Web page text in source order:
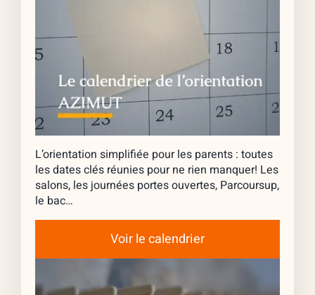
L’orientation simplifiée pour les parents : toutes
les dates clés réunies pour ne rien manquer! Les
salons, les journées portes ouvertes, Parcoursup,
le bac…
Voir le calendrier